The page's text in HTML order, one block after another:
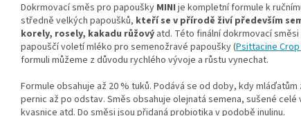
Dokrmovací směs pro papoušky MINI je kompletní formule k
středně velkých papoušků, kteří se v přírodě živí především
korely, rosely, kakadu růžový atd. Této finální dokrmovací
papouščí voletí mléko pro semenožravé papoušky (Psittacine
formuli můžeme z důvodu rychlého vývoje a růstu vynechat.
Formule obsahuje až 20 % tuků. Podává se od doby, kdy
pernic až po odstav. Směs obsahuje olejnatá semena, sušené celé
kvasnice atd. Do směsi jsou přidaná probiotika v podobě inulinu.